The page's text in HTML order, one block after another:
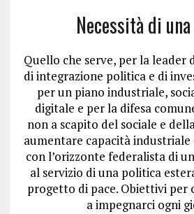
Necessità di
Quello che serve, per la leader
di integrazione politica e di
per un piano industriale,
digitale e per la difesa
non a scapito del sociale e
aumentare capacità
con l’orizzonte federalista di
al servizio di una politica
progetto di pace. Obiettivi per
a impegnarci ogni